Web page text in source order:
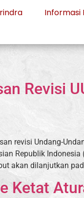
Informasi
Revisi
revisi Undang-
Republik Indonesia
akan dilanjutkan
Ketat